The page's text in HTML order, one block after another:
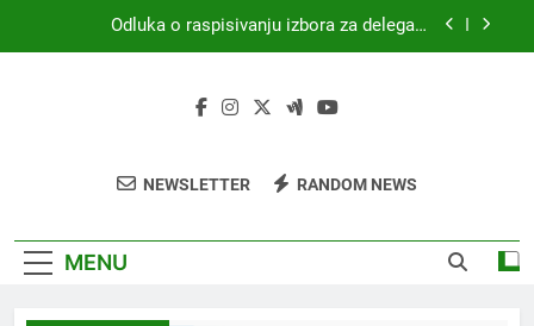
Odluka o raspisivanju izbora za delegata
4. Kongres sanitarne profesije s međunarodnim
NEWSLETTER RANDOM NEWS
MENU